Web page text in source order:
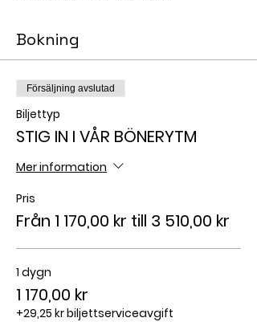
Bokning
Försäljning avslutad
Biljettyp
STIG IN I VÅR BÖNERYTM
Mer information
Pris
Från 1 170,00 kr till 3 510,00 kr
1 dygn
1 170,00 kr
+29,25 kr biljettserviceavgift